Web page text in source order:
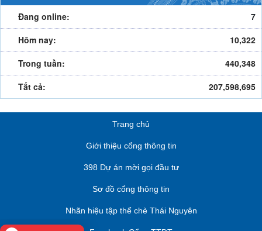
Đang online:
7
Hôm nay:
10,322
Trong tuần:
440,348
Tất cả:
207,598,695
Trang chủ
Giới thiệu cổng thông tin
398 Dự án mời gọi đầu tư
Sơ đồ cổng thông tin
Nhãn hiệu tập thể chè Thái Nguyên